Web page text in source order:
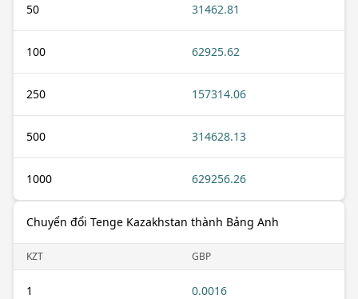
50 31462.81
100 62925.62
250 157314.06
500 314628.13
1000 629256.26
Chuyển đổi Tenge Kazakhstan thành Bảng Anh
KZT GBP
1 0.0016